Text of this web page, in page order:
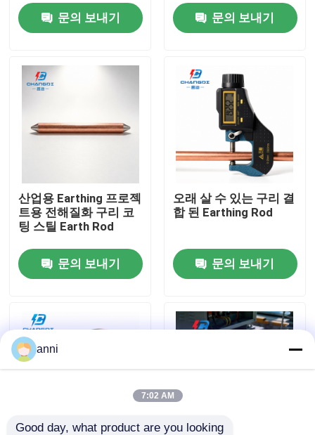
홈
제품 소개
공장 투어
품질 관리
뉴스
견적 요청
문의 보내기 문의 보내기
산업용 Earthing 프로젝
트용 전해질화 구리 코
팅 스틸 Earth Rod
문의 보내기
오래 살 수 있는 구리 결
합 된 Earthing Rod
문의 보내기
anni
7:02 AM
Good day, what product are you looking